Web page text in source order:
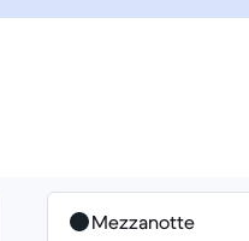
Mezzanotte